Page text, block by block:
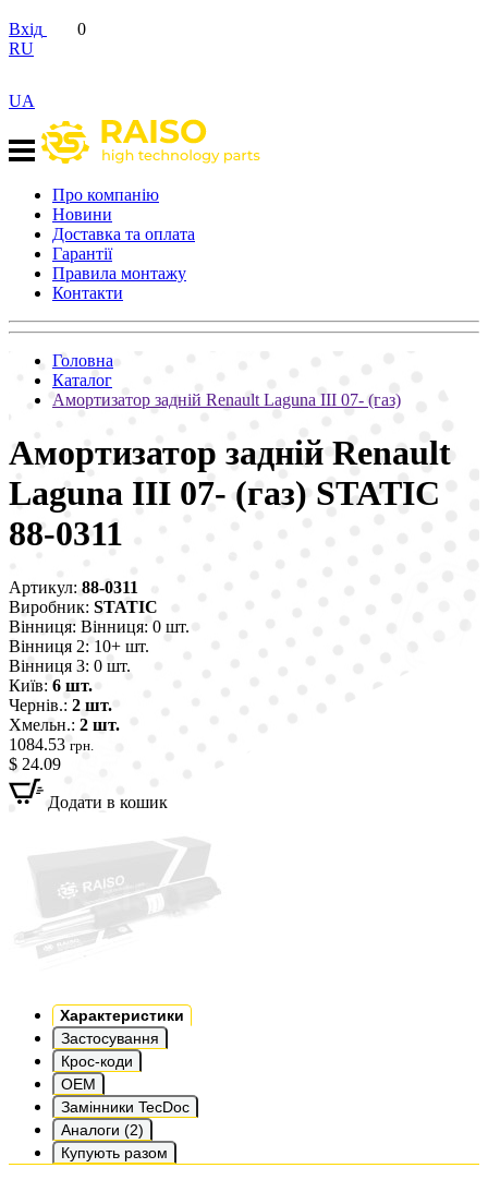
Вхід
0
RU
UA
Про компанію
Новини
Доставка та оплата
Гарантії
Правила монтажу
Контакти
Головна
Каталог
Амортизатор задній Renault Laguna III 07- (газ)
Амортизатор задній Renault
Laguna III 07- (газ) STATIC
88-0311
Артикул: 88-0311
Виробник: STATIC
Вінниця: Вінниця: 0 шт.
Вінниця 2: 10+ шт.
Вінниця 3: 0 шт.
Київ: 6 шт.
Чернів.: 2 шт.
Хмельн.: 2 шт.
1084.53 грн.
$ 24.09
Додати в кошик
Характеристики
Застосування
Крос-коди
OEM
Замінники TecDoc
Аналоги (2)
Купують разом